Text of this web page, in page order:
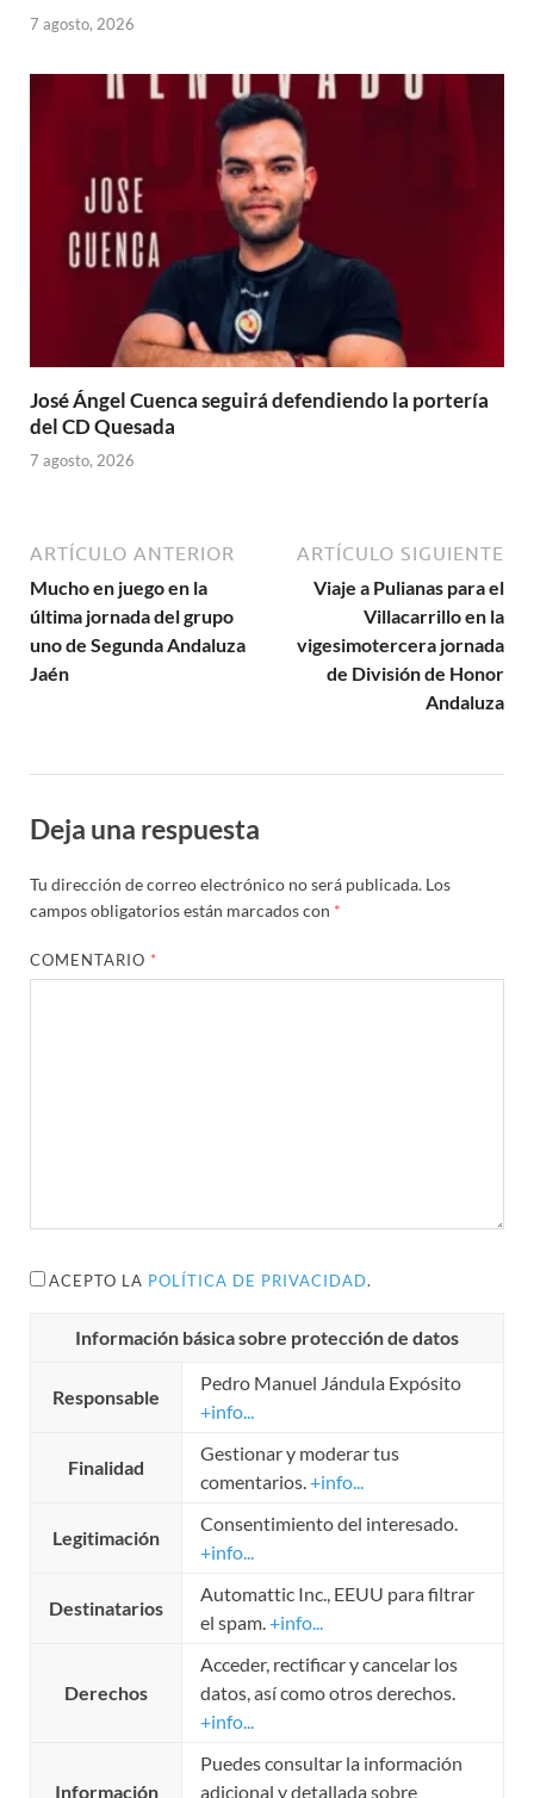
7 agosto, 2026
José Ángel Cuenca seguirá defendiendo la portería
del CD Quesada
7 agosto, 2026
ARTÍCULO ANTERIOR
Mucho en juego en la
última jornada del grupo
uno de Segunda Andaluza
Jaén
ARTÍCULO SIGUIENTE
Viaje a Pulianas para el
Villacarrillo en la
vigesimotercera jornada
de División de Honor
Andaluza
Deja una respuesta
Tu dirección de correo electrónico no será publicada. Los
campos obligatorios están marcados con *
COMENTARIO *
ACEPTO LA POLÍTICA DE PRIVACIDAD.
Información básica sobre protección de datos
Responsable
Pedro Manuel Jándula Expósito
+info...
Finalidad
Gestionar y moderar tus
comentarios.+info...
Legitimación
Consentimiento del interesado.
+info...
Destinatarios
Automattic Inc., EEUU para filtrar
el spam.+info...
Derechos
Acceder, rectificar y cancelar los
datos, así como otros derechos.
+info...
Información
Puedes consultar la información
adicional y detallada sobre